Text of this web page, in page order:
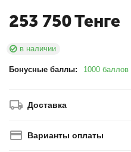
253 750Тенге
в наличии
Бонусные баллы: 1000 баллов
Доставка
Варианты оплаты